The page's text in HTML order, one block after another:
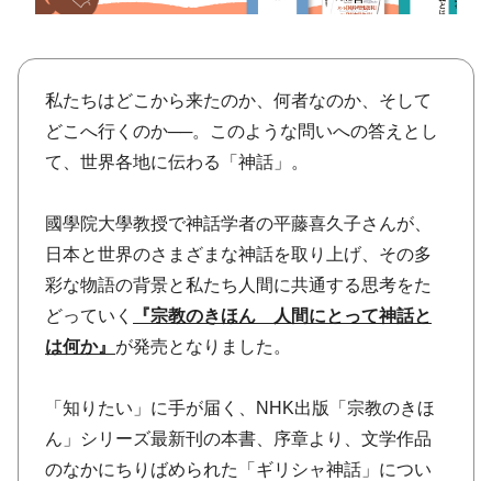
ABOUT
keyword
私たちはどこから来たのか、何者なのか、そして
どこへ行くのか──。このような問いへの答えとし
て、世界各地に伝わる「神話」。
國學院大學教授で神話学者の平藤喜久子さんが、
日本と世界のさまざまな神話を取り上げ、その多
彩な物語の背景と私たち人間に共通する思考をた
どっていく
『宗教のきほん 人間にとって神話と
は何か』 が発売となりました。
「知りたい」に手が届く、NHK出版「宗教のきほ
ん」シリーズ最新刊の本書、序章より、文学作品
のなかにちりばめられた「ギリシャ神話」につい